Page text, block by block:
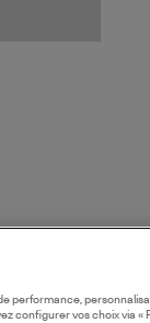
performance,
configurer vos choix via «